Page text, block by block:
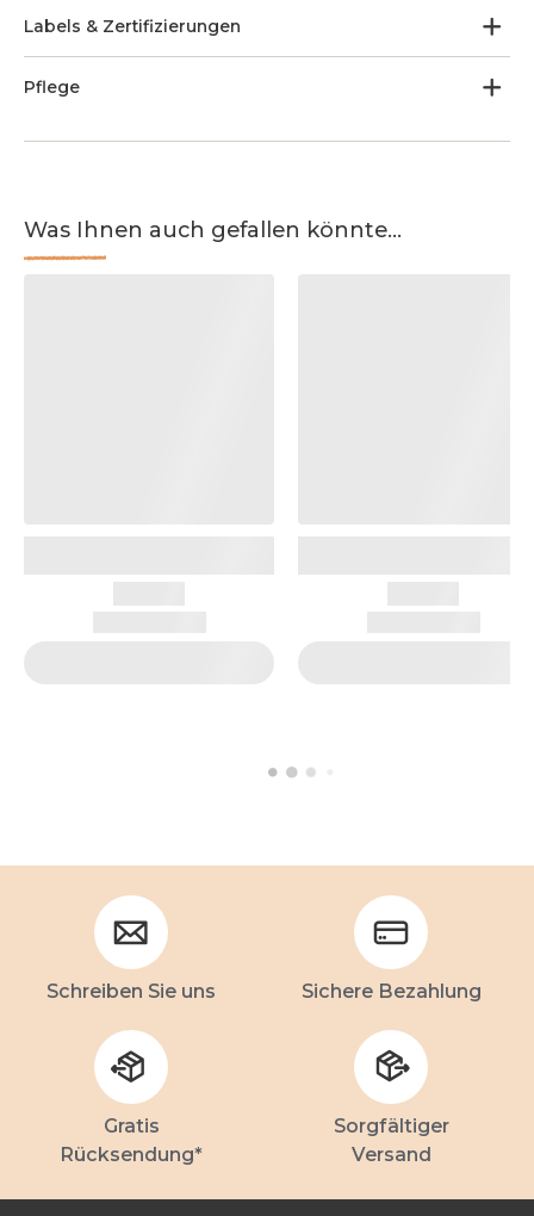
Labels & Zertifizierungen
Pflege
Was Ihnen auch gefallen könnte...
Schreiben Sie uns Sichere Bezahlung
Gratis
Rücksendung*
Sorgfältiger
Versand